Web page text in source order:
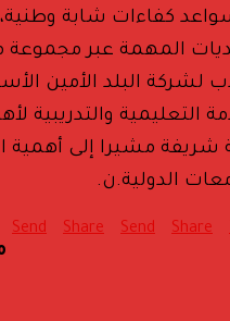
كفاءات شابة وطنية،
المهمة عبر مجموعة
لشركة البلد الأمين
التعليمية
مشيرا إلى أهمية
الدولية.ن.
Share
Send
Share
Send